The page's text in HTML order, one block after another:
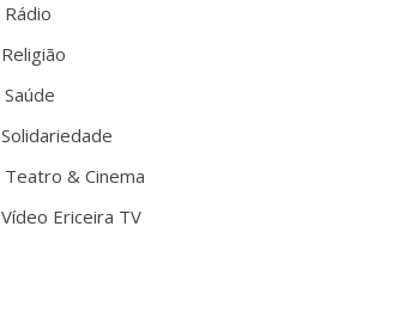
Rádio
Religião
Saúde
Solidariedade
Teatro & Cinema
Vídeo Ericeira TV